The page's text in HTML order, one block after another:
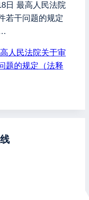
日 最高人民法院
若干问题的规定
人民法院关于审
题的规定（法释